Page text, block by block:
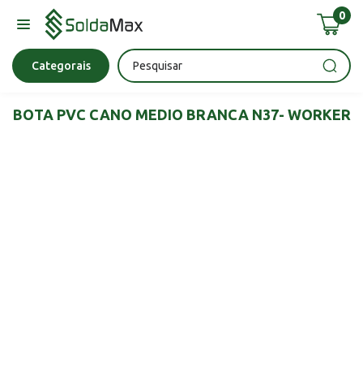
0
Categorais
Bateria Chave Impacto Esmerilhadeira
BOTA PVC CANO MEDIO BRANCA N37- WORKER